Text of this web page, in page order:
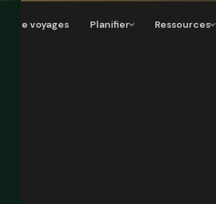
Mur de voyages Planifier Ressources